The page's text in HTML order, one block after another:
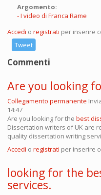
Argomento:
I video di Franca Rame
Accedi o registrati per inserire
Tweet
Commenti
Are you looking
Collegamento permanente
14:47
Are you looking for the best
Dissertation writers of UK are
quality dissertation writing
Accedi o registrati per inserire
looking for the
services.